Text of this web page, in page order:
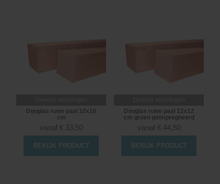
Douglas ruwe paal 10x10
cm
vanaf € 33,50
BEKIJK PRODUCT
Douglas ruwe paal 12x12
cm groen geïmpregneerd
vanaf € 44,50
BEKIJK PRODUCT